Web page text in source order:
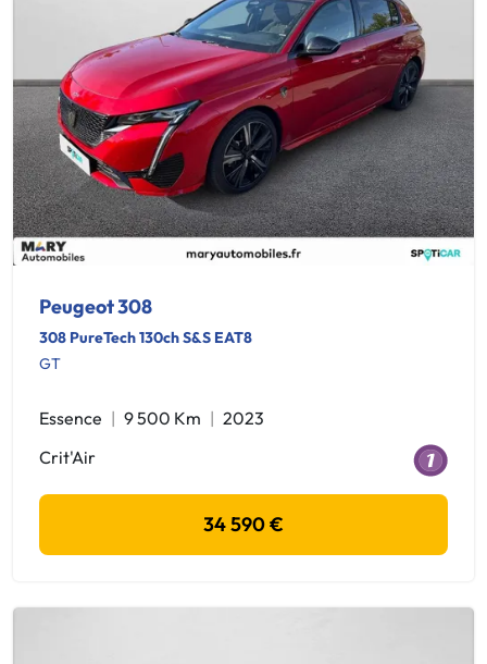
Peugeot 308
308 PureTech 130ch S&S EAT8
GT
Essence 9 500 Km
2023
Crit'Air
34 590 €